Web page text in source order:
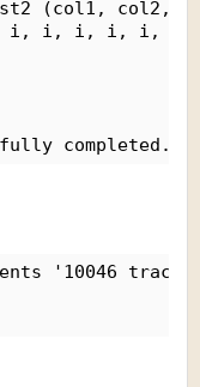
(col1, col2,
i, i, i, i, i,
completed.
'10046 trace